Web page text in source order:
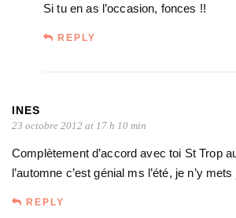
Si tu en as l’occasion, fonces !!
REPLY
INES
23 octobre 2012 at 17 h 10 min
Complètement d’accord avec toi St Trop
l’automne c’est génial ms l’été, je n’y
REPLY